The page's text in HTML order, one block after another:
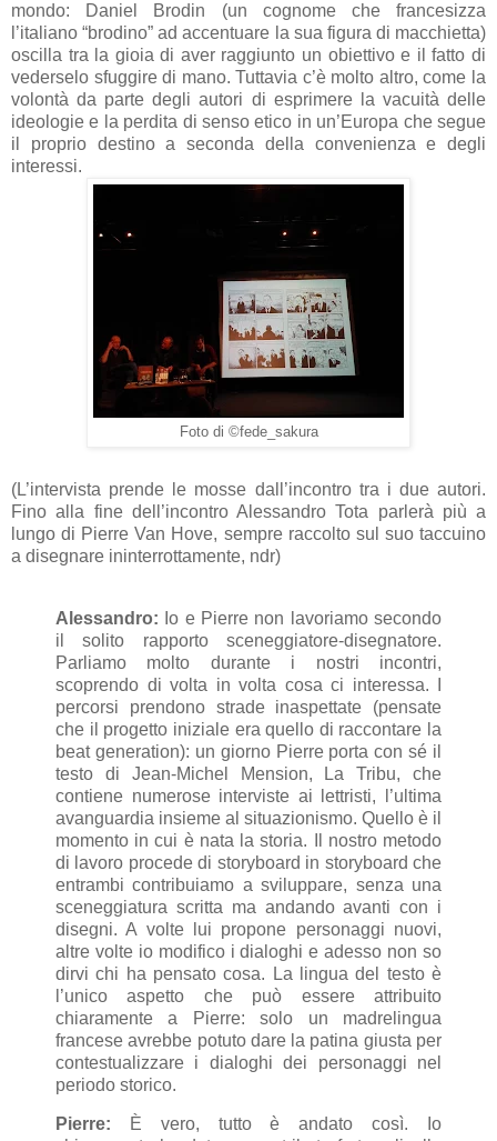
mondo: Daniel Brodin (un cognome che francesizza
l’italiano “brodino” ad accentuare la sua figura di macchietta)
oscilla tra la gioia di aver raggiunto un obiettivo e il fatto di
vederselo sfuggire di mano. Tuttavia c’è molto altro, come la
volontà da parte degli autori di esprimere la vacuità delle
ideologie e la perdita di senso etico in un’Europa che segue
il proprio destino a seconda della convenienza e degli
interessi.
Foto di ©fede_sakura
(L’intervista prende le mosse dall’incontro tra i due autori.
Fino alla fine dell’incontro Alessandro Tota parlerà più a
lungo di Pierre Van Hove, sempre raccolto sul suo taccuino
a disegnare ininterrottamente, ndr)
Alessandro: Io e Pierre non lavoriamo secondo
il solito rapporto sceneggiatore-disegnatore.
Parliamo molto durante i nostri incontri,
scoprendo di volta in volta cosa ci interessa. I
percorsi prendono strade inaspettate (pensate
che il progetto iniziale era quello di raccontare la
beat generation): un giorno Pierre porta con sé il
testo di Jean-Michel Mension, La Tribu, che
contiene numerose interviste ai lettristi, l’ultima
avanguardia insieme al situazionismo. Quello è il
momento in cui è nata la storia. Il nostro metodo
di lavoro procede di storyboard in storyboard che
entrambi contribuiamo a sviluppare, senza una
sceneggiatura scritta ma andando avanti con i
disegni. A volte lui propone personaggi nuovi,
altre volte io modifico i dialoghi e adesso non so
dirvi chi ha pensato cosa. La lingua del testo è
l’unico aspetto che può essere attribuito
chiaramente a Pierre: solo un madrelingua
francese avrebbe potuto dare la patina giusta per
contestualizzare i dialoghi dei personaggi nel
periodo storico.
Pierre: È vero, tutto è andato così. Io